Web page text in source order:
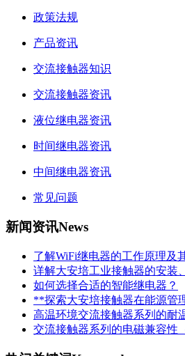
政策法规
产品资讯
交流接触器知识
交流接触器资讯
液位继电器资讯
时间继电器资讯
中间继电器资讯
常见问题
新闻资讯News
了解WiFi继电器的工作原理及
详解大安培工业接触器的安装
如何选择合适的智能继电器？
**探索大安培接触器在能源管
高温环境交流接触器系列的耐
交流接触器系列的电磁兼容性